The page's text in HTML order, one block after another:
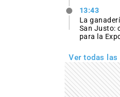
13:43
La
San Justo:
para la
Ver todas